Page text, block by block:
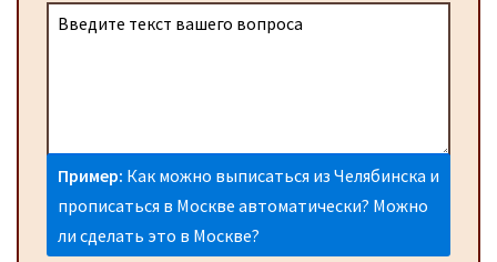
Пример: Как можно выписаться из Челябинска и
прописаться в Москве автоматически? Можно
ли сделать это в Москве?